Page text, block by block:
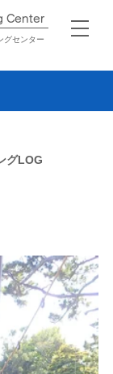
Center​
グセンター
グLOG